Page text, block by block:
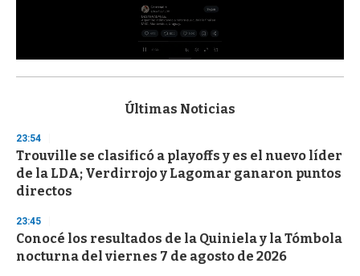
s
d
s
o
f
3
s
e
c
o
Últimas Noticias
23:54
Trouville se clasificó a playoffs y es el nuevo líder
de la LDA; Verdirrojo y Lagomar ganaron puntos
directos
23:45
Conocé los resultados de la Quiniela y la Tómbola
nocturna del viernes 7 de agosto de 2026